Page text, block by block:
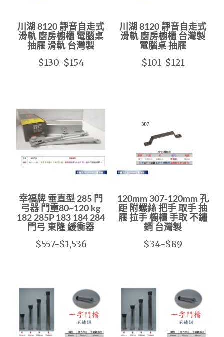
川湖 8120 靜音自走式
滑軌 廚房櫥櫃 電腦桌
抽屜 滑軌 台灣製
$130-$154
川湖 8120 靜音自走式
滑軌 廚房櫥櫃 台灣製
電腦桌 抽屜
$101-$121
幸福牌 垂直型 285 門
弓器 門重80~120 kg
182 285P 183 184 284
門弓 東隆 緩衝器
$557-$1,536
120mm 307-120mm 孔
距 附螺絲 把手 取手 抽
屜 拉手 櫥櫃 手取 不鏽
鋼 台灣製
$34-$89